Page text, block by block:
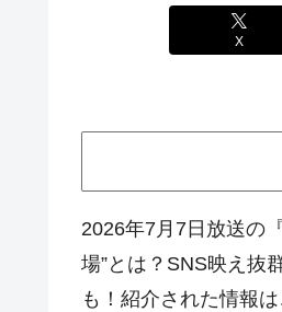
X
2026年7月7日放送の『
場”とは？SNS映え抜
も！紹介された情報は